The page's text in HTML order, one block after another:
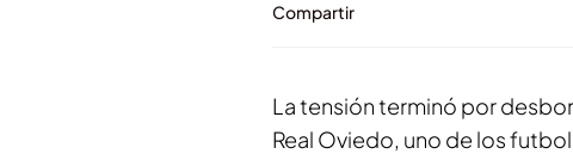
Compartir
La tensión terminó por
Real Oviedo, uno de los